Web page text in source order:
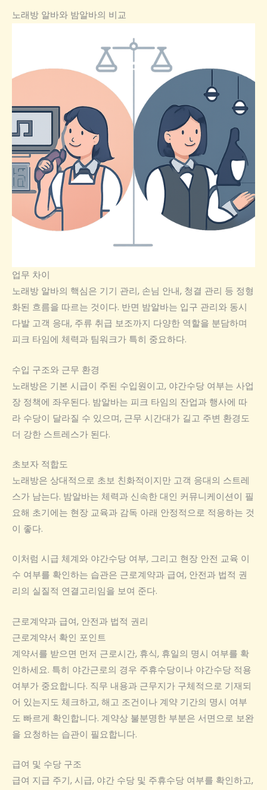
노래방 알바와 밤알바의 비교
업무 차이
노래방 알바의 핵심은 기기 관리, 손님 안내, 청결 관리 등 정형
화된 흐름을 따르는 것이다. 반면 밤알바는 입구 관리와 동시
다발 고객 응대, 주류 취급 보조까지 다양한 역할을 분담하며
피크 타임에 체력과 팀워크가 특히 중요하다.
수입 구조와 근무 환경
노래방은 기본 시급이 주된 수입원이고, 야간수당 여부는 사업
장 정책에 좌우된다. 밤알바는 피크 타임의 잔업과 행사에 따
라 수당이 달라질 수 있으며, 근무 시간대가 길고 주변 환경도
더 강한 스트레스가 된다.
초보자 적합도
노래방은 상대적으로 초보 친화적이지만 고객 응대의 스트레
스가 남는다. 밤알바는 체력과 신속한 대인 커뮤니케이션이 필
요해 초기에는 현장 교육과 감독 아래 안정적으로 적응하는 것
이 좋다.
이처럼 시급 체계와 야간수당 여부, 그리고 현장 안전 교육 이
수 여부를 확인하는 습관은 근로계약과 급여, 안전과 법적 권
리의 실질적 연결고리임을 보여 준다.
근로계약과 급여, 안전과 법적 권리
근로계약서 확인 포인트
계약서를 받으면 먼저 근로시간, 휴식, 휴일의 명시 여부를 확
인하세요. 특히 야간근로의 경우 주휴수당이나 야간수당 적용
여부가 중요합니다. 직무 내용과 근무지가 구체적으로 기재되
어 있는지도 체크하고, 해고 조건이나 계약 기간의 명시 여부
도 빠르게 확인합니다. 계약상 불분명한 부분은 서면으로 보완
을 요청하는 습관이 필요합니다.
급여 및 수당 구조
급여 지급 주기, 시급, 야간 수당 및 주휴수당 여부를 확인하고,